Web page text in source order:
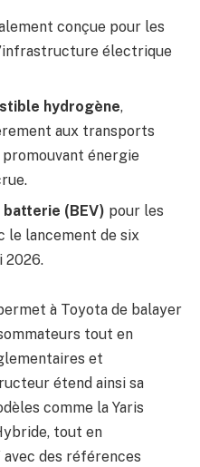
conçue pour les
électrique
hydrogène,
aux transports
énergie
(BEV) pour les
le lancement de six
2026.
à Toyota de balayer
tout en
et
étend ainsi sa
comme la Yaris
tout en
avec des références